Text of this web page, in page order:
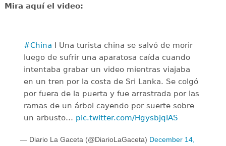
Mira aquí el video:
#China I Una turista china se salvó de morir
luego de sufrir una aparatosa caída cuando
intentaba grabar un video mientras viajaba
en un tren por la costa de Sri Lanka. Se colgó
por fuera de la puerta y fue arrastrada por las
ramas de un árbol cayendo por suerte sobre
un arbusto… pic.twitter.com/HgysbjqIAS
— Diario La Gaceta (@DiarioLaGaceta) December 14,